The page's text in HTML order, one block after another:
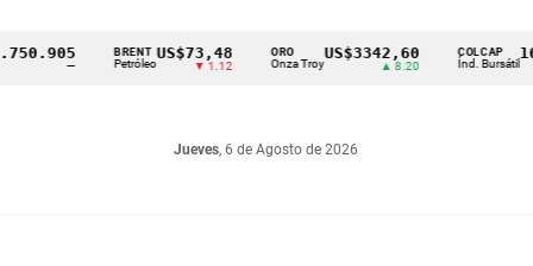
BRENT
Petróleo
US$73,48
▼ 1.12
ORO
Onza Troy
US$3342,60 COLCAP
Índ. Bursátil
Jueves, 6 de Agosto de 2026